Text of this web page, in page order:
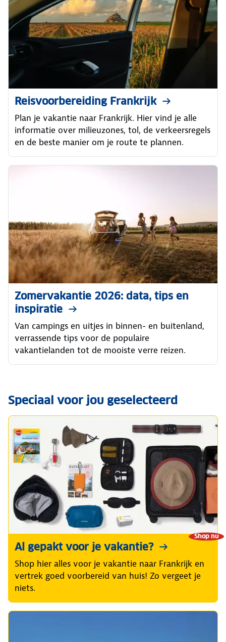
Reisvoorbereiding Frankrijk
Plan je vakantie naar Frankrijk. Hier vind je alle
informatie over milieuzones, tol, de verkeersregels
en de beste manier om je route te plannen.
Zomervakantie 2026: data, tips en
inspiratie
Van campings en uitjes in binnen- en buitenland,
verrassende tips voor de populaire
vakantielanden tot de mooiste verre reizen.
Speciaal voor jou geselecteerd
Shop nu
Al gepakt voor je vakantie?
Shop hier alles voor je vakantie naar Frankrijk en
vertrek goed voorbereid van huis! Zo vergeet je
niets.